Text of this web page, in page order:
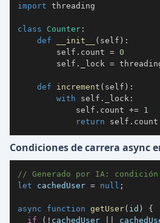
import
class Counter :
def
__init__ ( self ) :
        self
. count = 0
        self
. _lock =
def increment ( self ) :
with self . _lock :
            self
. count += 1
return self . count
Condiciones de carrera async
// Generado por IA:
let cachedUser = null ;
async function getUser( id )
{
if
( ! cachedUser